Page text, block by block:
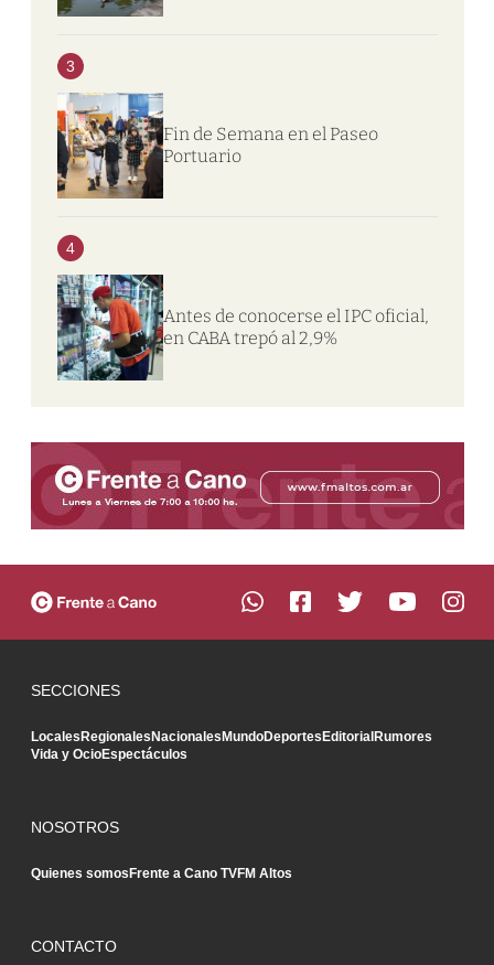
3
Fin de Semana en el Paseo
Portuario
4
Antes de conocerse el IPC oficial,
en CABA trepó al 2,9%
SECCIONES
LocalesRegionalesNacionalesMundoDeportesEditorialRumores
Vida y OcioEspectáculos
NOSOTROS
Quienes somosFrente a Cano TVFM Altos
CONTACTO